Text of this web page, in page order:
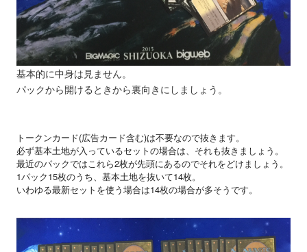
基本的に中身は見ません。
パックから開けるときから裏向きにしましょう。
トークンカード(広告カード含む)は不要なので抜きます。
必ず基本土地が入っているセットの場合は、それも抜きましょう。
最近のパックではこれら2枚が先頭にあるのでそれをどけましょう。
1パック15枚のうち、基本土地を抜いて14枚。
いわゆる最新セットを使う場合は14枚の場合が多そうです。